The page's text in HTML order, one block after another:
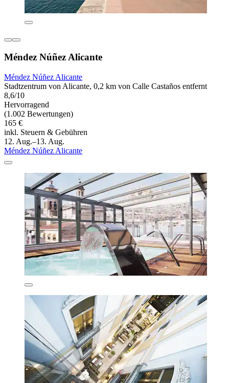
Méndez Núñez Alicante
Méndez Núñez Alicante
Stadtzentrum von Alicante, 0,2 km von Calle Castaños entfernt
8,6/10
Hervorragend
(1.002 Bewertungen)
165 €
inkl. Steuern & Gebühren
12. Aug.–13. Aug.
Méndez Núñez Alicante